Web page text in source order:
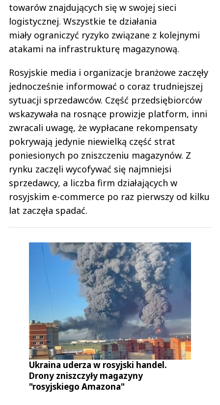
towarów znajdujących się w swojej sieci
logistycznej. Wszystkie te działania
miały ograniczyć ryzyko związane z kolejnymi
atakami na infrastrukturę magazynową.
Rosyjskie media i organizacje branżowe zaczęły
jednocześnie informować o coraz trudniejszej
sytuacji sprzedawców. Część przedsiębiorców
wskazywała na rosnące prowizje platform, inni
zwracali uwagę, że wypłacane rekompensaty
pokrywają jedynie niewielką część strat
poniesionych po zniszczeniu magazynów. Z
rynku zaczęli wycofywać się najmniejsi
sprzedawcy, a liczba firm działających w
rosyjskim e-commerce po raz pierwszy od kilku
lat zaczęła spadać.
Ukraina uderza w rosyjski handel.
Drony zniszczyły magazyny
"rosyjskiego Amazona"